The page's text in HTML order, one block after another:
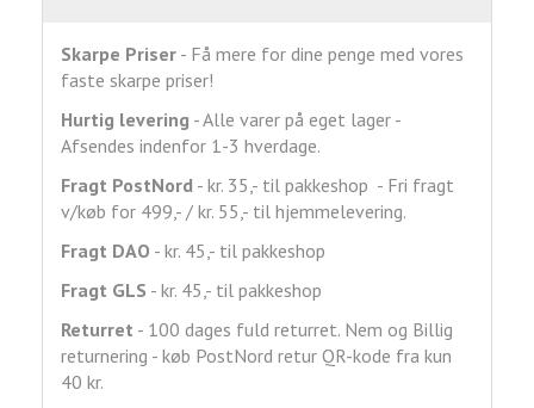
Skarpe Priser - Få mere for dine penge med vores
faste skarpe priser!
Hurtig levering - Alle varer på eget lager -
Afsendes indenfor 1-3 hverdage.
Fragt PostNord - kr. 35,- til pakkeshop - Fri fragt
v/køb for 499,- / kr. 55,- til hjemmelevering.
Fragt DAO - kr. 45,- til pakkeshop
Fragt GLS - kr. 45,- til pakkeshop
Returret - 100 dages fuld returret. Nem og Billig
returnering - køb PostNord retur QR-kode fra kun
40 kr.